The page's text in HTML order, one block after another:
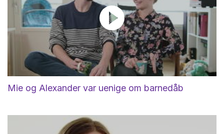
Mie og Alexander var uenige om barnedåb